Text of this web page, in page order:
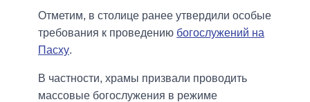
Отметим, в столице ранее утвердили особые
требования к проведению богослужений на
Пасху.
В частности, храмы призвали проводить
массовые богослужения в режиме